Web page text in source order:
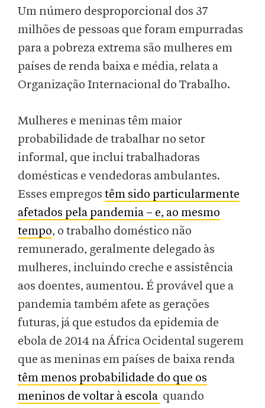
Um número desproporcional dos 37
milhões de pessoas que foram empurradas
para a pobreza extrema são mulheres em
países de renda baixa e média, relata a
Organização Internacional do Trabalho.
Mulheres e meninas têm maior
probabilidade de trabalhar no setor
informal, que inclui trabalhadoras
domésticas e vendedoras ambulantes.
Esses empregos têm sido particularmente
afetados pela pandemia – e, ao mesmo
tempo, o trabalho doméstico não
remunerado, geralmente delegado às
mulheres, incluindo creche e assistência
aos doentes, aumentou. É provável que a
pandemia também afete as gerações
futuras, já que estudos da epidemia de
ebola de 2014 na África Ocidental sugerem
que as meninas em países de baixa renda
têm menos probabilidade do que os
meninos de voltar à escola quando